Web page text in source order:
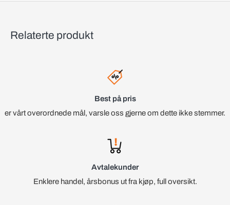
Relaterte produkt
Best på pris
er vårt overordnede mål, varsle oss gjerne om dette ikke stemmer.
Avtalekunder
Enklere handel, årsbonus ut fra kjøp, full oversikt.